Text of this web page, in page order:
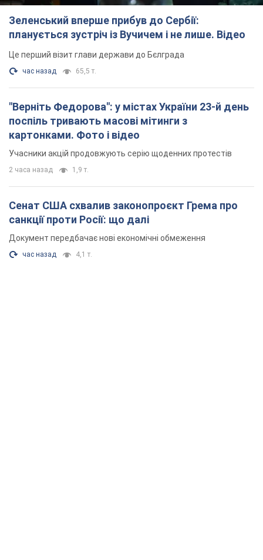
Зеленський вперше прибув до Сербії:
планується зустріч із Вучичем і не лише. Відео
Це перший візит глави держави до Бєлграда
час назад 65,5 т.
"Верніть Федорова": у містах України 23-й день
поспіль тривають масові мітинги з
картонками. Фото і відео
Учасники акцій продовжують серію щоденних протестів
2 часа назад 1,9 т.
Сенат США схвалив законопроєкт Грема про
санкції проти Росії: що далі
Документ передбачає нові економічні обмеження
час назад 4,1 т.